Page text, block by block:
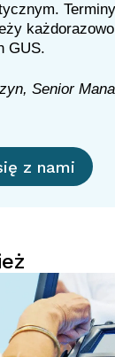
GUS.
Senior
z nami